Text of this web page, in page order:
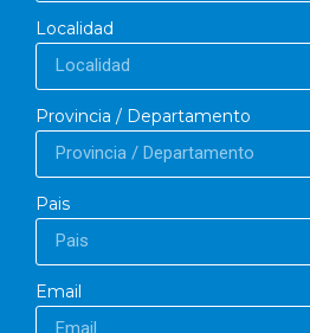
Localidad
Provincia / Departamento
Pais
Email